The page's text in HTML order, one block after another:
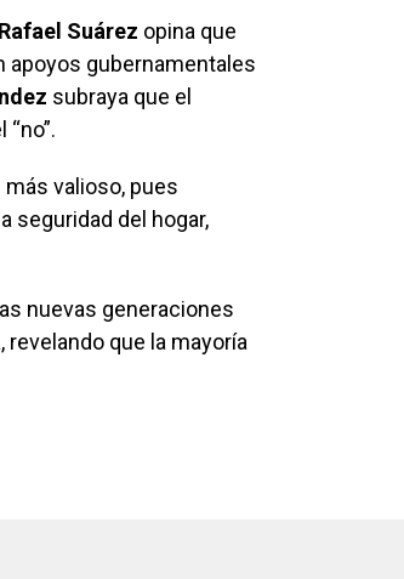
Rafael Suárez opina que
gubernamentales
subraya que el
valioso, pues
seguridad del hogar,
nuevas generaciones
que la mayoría